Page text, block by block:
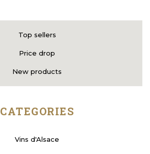
Top sellers
Price drop
New products
CATEGORIES
Vins d'Alsace